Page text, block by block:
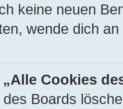
keine neuen
wende dich
Cookies
des Boards